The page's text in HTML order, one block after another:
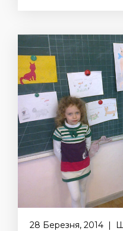
28 Березня, 2014 |